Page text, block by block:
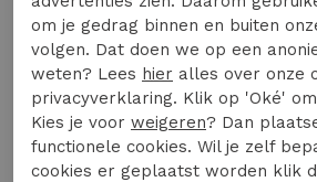
stijl en kwaliteit altijd
Tijdens dit ontwerpproces
gehouden met de pasvormen
Nederlandse vrouw, hierdoor
van Summum perfect aan op
Summum blouses worden
om je gedrag binnen en buiten
volgen. Dat doen we op een
weten? Lees hier alles over onze
privacyverklaring. Klik op 'Oké'
Kies je voor weigeren? Dan
functionele cookies. Wil je zelf
cookies er geplaatst worden klik